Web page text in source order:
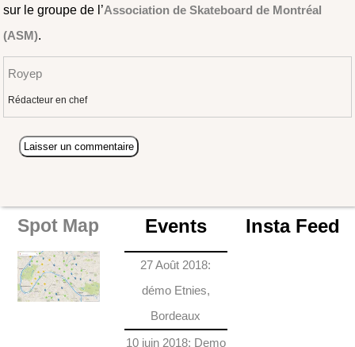
sur le groupe de l’Association de Skateboard de Montréal
(ASM).
Royep
Rédacteur en chef
Spot Map Events
27 Août 2018:
démo Etnies,
Bordeaux
10 juin 2018: Demo
Insta Feed